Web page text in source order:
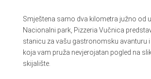
Smještena samo dva kilometra južno od
Nacionalni park, Pizzeria Vučnica
stanicu za vašu gastronomsku avanturu
koja vam pruža nevjerojatan pogled na
skijalište.